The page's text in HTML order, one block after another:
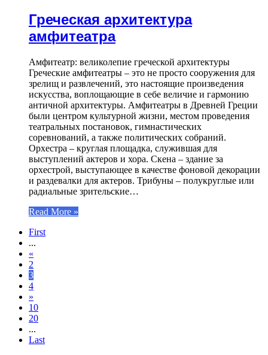
Греческая архитектура
амфитеатра
Амфитеатр: великолепие греческой архитектуры
Греческие амфитеатры – это не просто сооружения для
зрелищ и развлечений, это настоящие произведения
искусства, воплощающие в себе величие и гармонию
античной архитектуры. Амфитеатры в Древней Греции
были центром культурной жизни, местом проведения
театральных постановок, гимнастических
соревнований, а также политических собраний.
Орхестра – круглая площадка, служившая для
выступлений актеров и хора. Скена – здание за
орхестрой, выступающее в качестве фоновой декорации
и раздевалки для актеров. Трибуны – полукруглые или
радиальные зрительские…
Read More »
First
...
«
2
3
4
»
10
20
...
Last